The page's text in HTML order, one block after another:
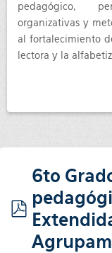
pedagógico,
organizativas y
al fortalecimiento
lectora y la
pdf
6to